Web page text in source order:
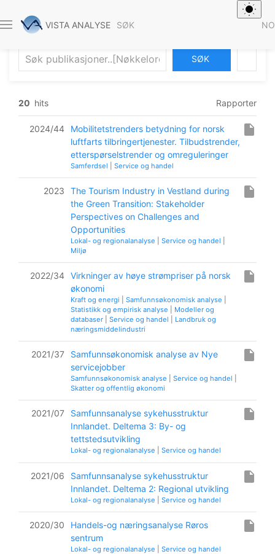
VISTA ANALYSE SØK NO
Publikasjoner
20 hits Rapporter
2024/44
Mobilitetstrenders betydning for norsk
luftfarts tilbringertjenester. Tilbudstrender,
etterspørselstrender og omreguleringer
Samferdsel Service og handel
insert_drive_file
2023
The Tourism Industry in Vestland during
the Green Transition: Stakeholder
Perspectives on Challenges and
Opportunities
Lokal- og regionalanalyse Service og handel
Miljø
insert_drive_file
2022/34 Virkninger av høye strømpriser på norsk
økonomi
Kraft og energi Samfunnsøkonomisk analyse
Statistikk og empirisk analyse
Modeller og
databaser
Service og handel
Landbruk og
næringsmiddelindustri
insert_drive_file
2021/37
Samfunnsøkonomisk analyse av Nye
servicejobber
Samfunnsøkonomisk analyse Service og handel
Skatter og offentlig økonomi
insert_drive_file
2021/07
Samfunnsanalyse sykehusstruktur
Innlandet. Deltema 3: By- og
tettstedsutvikling
Lokal- og regionalanalyse Service og handel
insert_drive_file
2021/06
Samfunnsanalyse sykehusstruktur
Innlandet. Deltema 2: Regional utvikling
Lokal- og regionalanalyse Service og handel
insert_drive_file
2020/30
Handels-og næringsanalyse Røros
sentrum
Lokal- og regionalanalyse Service og handel
insert_drive_file